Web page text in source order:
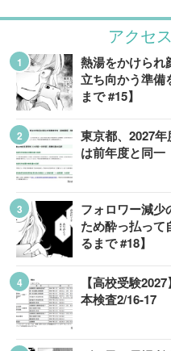
アクセ
熱湯をかけら
立ち向かう準備
まで #15】
東京都、2027
は前年度と同一
フォロワー減
ため酔っ払って
るまで #18】
【高校受験
本検査2/16-17